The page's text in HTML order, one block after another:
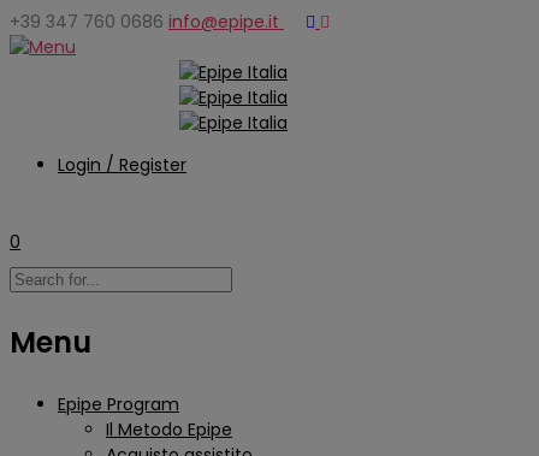
+39 347 760 0686 info@epipe.it
Login / Register
0
Menu
Epipe Program
Il Metodo Epipe